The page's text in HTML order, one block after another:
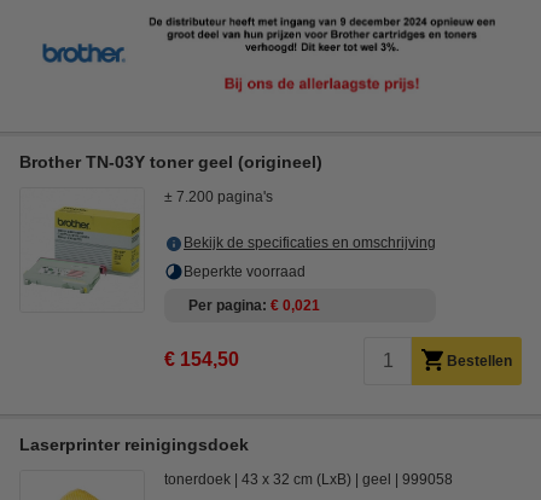
Brother TN-03Y toner geel (origineel)
± 7.200 pagina's
Bekijk de specificaties en omschrijving
Beperkte voorraad
Per pagina € 0,021
€ 154,50 Bestellen
Laserprinter reinigingsdoek
tonerdoek 43 x 32 cm (LxB) geel 999058